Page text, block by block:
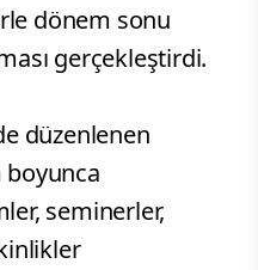
dönem sonu
gerçekleştirdi.
düzenlenen
boyunca
seminerler,